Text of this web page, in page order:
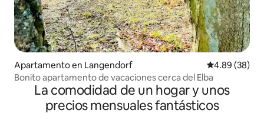
Apartamento en Langendorf Calificación
4.89 (38)
Bonito apartamento de vacaciones cerca del Elba
La comodidad de un hogar y unos
precios mensuales fantásticos